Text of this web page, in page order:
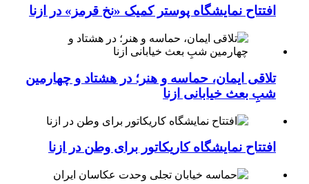
افتتاح نمایشگاه پوستر کمیک «نخ قرمز» در ازنا
تلاقی ایمان، حماسه و هنر؛ در هشتاد و چهارمین
شبِ بعث خیابانی ازنا
افتتاح نمایشگاه کاریکاتور برای وطن در ازنا